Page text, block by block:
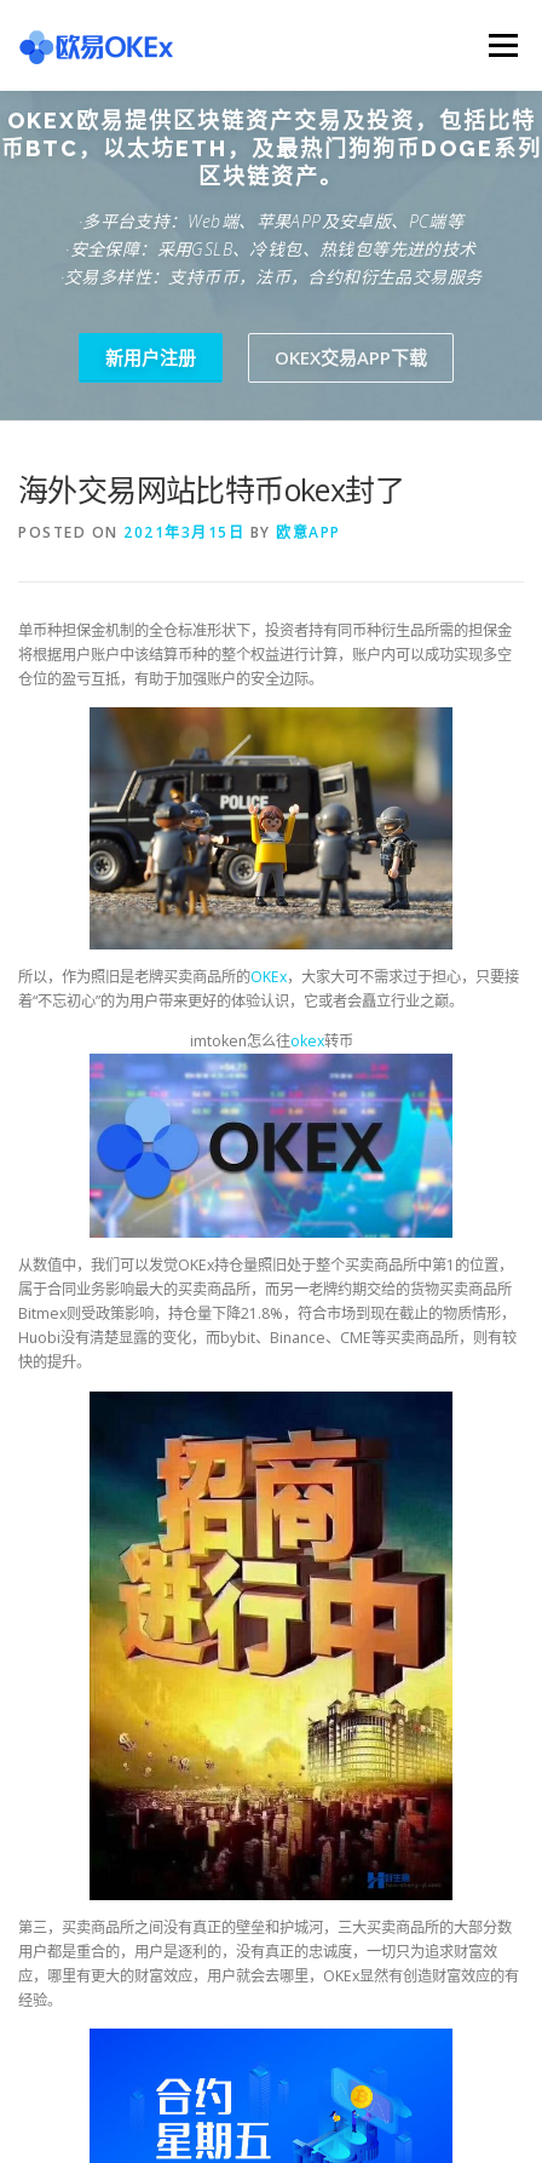
content
Menu
欧意交易所 关于欧意OKX 欧意APP下载
欧意注册网址 欧意交易下载 欧意团队
OKEX欧易提供区块链资产交易及投资，包括比特
币BTC，以太坊ETH，及最热门狗狗币DOGE系列
区块链资产。
·多平台支持：Web端、苹果APP及安卓版、PC端等
·安全保障：采用GSLB、冷钱包、热钱包等先进的技术
·交易多样性：支持币币，法币，合约和衍生品交易服务
新用户注册 OKEX交易APP下载
海外交易网站比特币okex封了
POSTED ON 2021年3月15日 BY 欧意APP
单币种担保金机制的全仓标准形状下，投资者持有同币种衍生品所需的担保金
将根据用户账户中该结算币种的整个权益进行计算，账户内可以成功实现多空
仓位的盈亏互抵，有助于加强账户的安全边际。
所以，作为照旧是老牌买卖商品所的OKEx，大家大可不需求过于担心，只要接
着“不忘初心”的为用户带来更好的体验认识，它或者会矗立行业之巅。
imtoken怎么往okex转币
从数值中，我们可以发觉OKEx持仓量照旧处于整个买卖商品所中第1的位置，
属于合同业务影响最大的买卖商品所，而另一老牌约期交给的货物买卖商品所
Bitmex则受政策影响，持仓量下降21.8%，符合市场到现在截止的物质情形，
Huobi没有清楚显露的变化，而bybit、Binance、CME等买卖商品所，则有较
快的提升。
第三，买卖商品所之间没有真正的壁垒和护城河，三大买卖商品所的大部分数
用户都是重合的，用户是逐利的，没有真正的忠诚度，一切只为追求财富效
应，哪里有更大的财富效应，用户就会去哪里，OKEx显然有创造财富效应的有
经验。